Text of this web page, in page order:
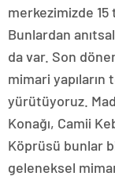
merkezimizde 15
Bunlardan
da var. Son
mimari
yürütüyoruz.
Konağı, Camii
Köprüsü bunlar
geleneksel